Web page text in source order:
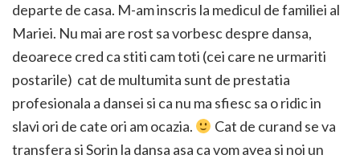
departe de casa. M-am inscris la medicul de familiei al
Mariei. Nu mai are rost sa vorbesc despre dansa,
deoarece cred ca stiti cam toti (cei care ne urmariti
postarile) cat de multumita sunt de prestatia
profesionala a dansei si ca nu ma sfiesc sa o ridic in
slavi ori de cate ori am ocazia.
Cat de curand se va
transfera si Sorin la dansa asa ca vom avea si noi un